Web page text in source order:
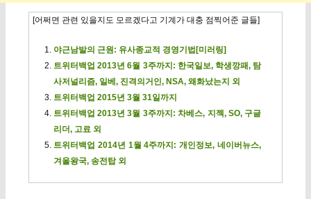
[어쩌면 관련 있을지도 모르겠다고 기계가 대충 점찍어준 글들]
야근남발의 근원: 유사종교적 경영기법[미러링]
트위터백업 2013년 6월 3주까지: 한국일보, 학생깡패, 탐
사저널리즘, 일베, 진격의거인, NSA, 왜화났는지 외
트위터백업 2015년 3월 31일까지
트위터백업 2013년 3월 3주까지: 차베스, 지젝, SO, 구글
리더, 고료 외
트위터백업 2014년 1월 4주까지: 개인정보, 네이버뉴스,
겨울왕국, 송전탑 외